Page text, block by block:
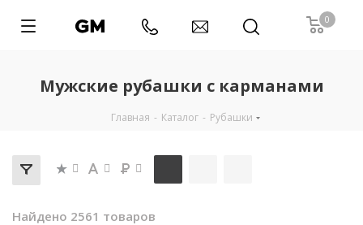
0
Мужские рубашки с карманами
Главная - Каталог - Рубашки
Найдено 2561 товаров